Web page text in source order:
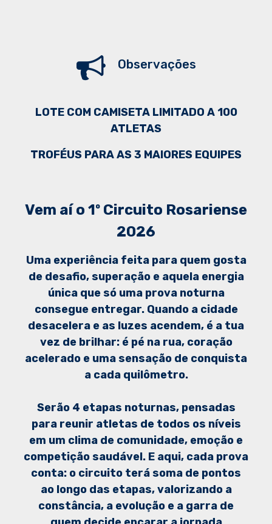
Observações
LOTE COM CAMISETA LIMITADO A 100
ATLETAS
TROFÉUS PARA AS 3 MAIORES EQUIPES
Vem aí o 1º Circuito Rosariense
2026
Uma experiência feita para quem gosta
de desafio, superação e aquela energia
única que só uma prova noturna
consegue entregar. Quando a cidade
desacelera e as luzes acendem, é a tua
vez de brilhar: é pé na rua, coração
acelerado e uma sensação de conquista
a cada quilômetro.
Serão 4 etapas noturnas, pensadas
para reunir atletas de todos os níveis
em um clima de comunidade, emoção e
competição saudável. E aqui, cada prova
conta: o circuito terá soma de pontos
ao longo das etapas, valorizando a
constância, a evolução e a garra de